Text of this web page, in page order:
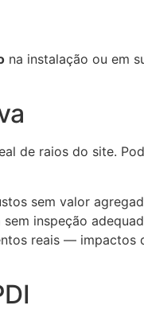
na instalação ou em
de raios do site.
sem valor
inspeção
reais — impactos